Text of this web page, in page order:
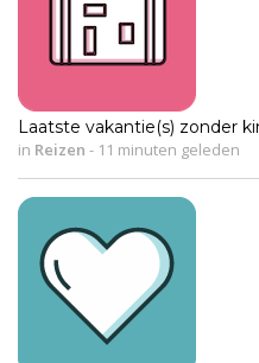
Laatste vakantie(s) zonder
in Reizen - 11 minuten geleden